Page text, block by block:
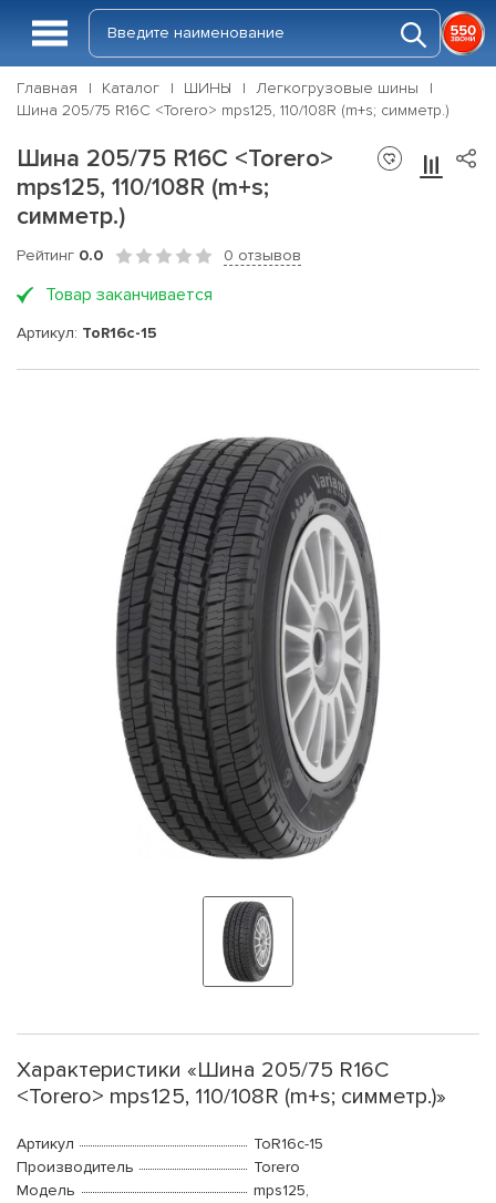
Главная Каталог ШИНЫ
Легкогрузовые шины
Шина 205/75 R16C <Torero> mps125, 110/108R (m+s; симметр.)
Шина 205/75 R16C <Torero>
mps125, 110/108R (m+s;
симметр.)
Рейтинг 0.0 0 отзывов
Товар заканчивается
Артикул: ToR16c-15
Характеристики «Шина 205/75 R16C
<Torero> mps125, 110/108R (m+s; симметр.)»
Артикул
ToR16c-15
Производитель
Torero
Модель
mps125,